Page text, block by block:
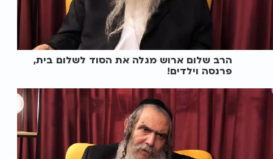
הרב שלום ארוש מגלה את הסוד לשלום בית,
פרנסה וילדים!